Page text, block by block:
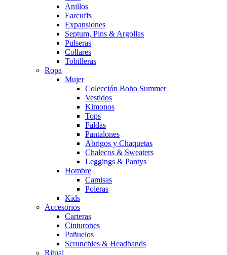
Anillos
Earcuffs
Expansiones
Septum, Pins & Argollas
Pulseras
Collares
Tobilleras
Ropa
Mujer
Colección Boho Summer
Vestidos
Kimonos
Tops
Faldas
Pantalones
Abrigos y Chaquetas
Chalecos & Sweaters
Leggings & Pantys
Hombre
Camisas
Poleras
Kids
Accesorios
Carteras
Cinturones
Pañuelos
Scrunchies & Headbands
Ritual